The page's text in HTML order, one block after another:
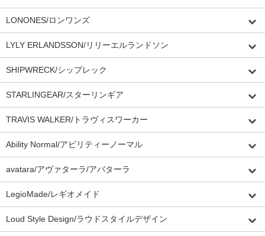
LONONES/ロンワンズ
LYLY ERLANDSSON/リリーエルランドソン
SHIPWRECK/シップレック
STARLINGEAR/スターリンギア
TRAVIS WALKER/トラヴィスワーカー
Ability Normal/アビリティーノーマル
avatara/アヴァターラ/アバターラ
LegioMade/レギオメイド
Loud Style Design/ラウドスタイルデザイン